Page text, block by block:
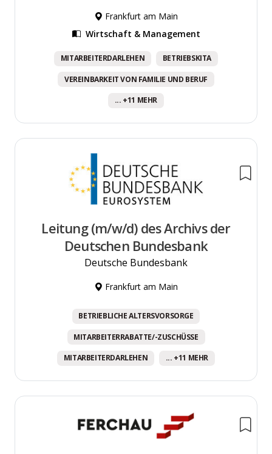
Frankfurt am Main
Wirtschaft & Management
MITARBEITERDARLEHEN BETRIEBSKITA
VEREINBARKEIT VON FAMILIE UND BERUF
... +11 MEHR
Leitung (m/w/d) des Archivs der
Deutschen Bundesbank
Deutsche Bundesbank
Frankfurt am Main
BETRIEBLICHE ALTERSVORSORGE
MITARBEITERRABATTE/-ZUSCHÜSSE
MITARBEITERDARLEHEN ... +11 MEHR